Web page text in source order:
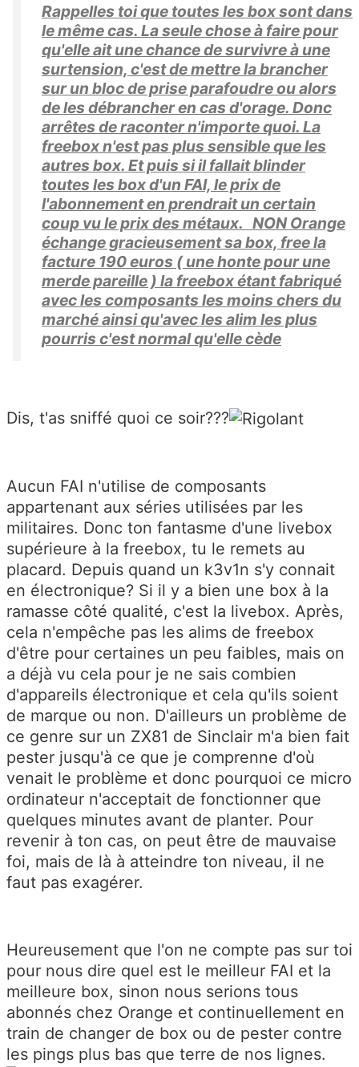
Rappelles toi que toutes les box sont dans
le même cas. La seule chose à faire pour
qu'elle ait une chance de survivre à une
surtension, c'est de mettre la brancher
sur un bloc de prise parafoudre ou alors
de les débrancher en cas d'orage. Donc
arrêtes de raconter n'importe quoi. La
freebox n'est pas plus sensible que les
autres box. Et puis si il fallait blinder
toutes les box d'un FAI, le prix de
l'abonnement en prendrait un certain
coup vu le prix des métaux. NON Orange
échange gracieusement sa box, free la
facture 190 euros ( une honte pour une
merde pareille ) la freebox étant fabriqué
avec les composants les moins chers du
marché ainsi qu'avec les alim les plus
pourris c'est normal qu'elle cède
Dis, t'as sniffé quoi ce soir???
Aucun FAI n'utilise de composants
appartenant aux séries utilisées par les
militaires. Donc ton fantasme d'une livebox
supérieure à la freebox, tu le remets au
placard. Depuis quand un k3v1n s'y connait
en électronique? Si il y a bien une box à la
ramasse côté qualité, c'est la livebox. Après,
cela n'empêche pas les alims de freebox
d'être pour certaines un peu faibles, mais on
a déjà vu cela pour je ne sais combien
d'appareils électronique et cela qu'ils soient
de marque ou non. D'ailleurs un problème de
ce genre sur un ZX81 de Sinclair m'a bien fait
pester jusqu'à ce que je comprenne d'où
venait le problème et donc pourquoi ce micro
ordinateur n'acceptait de fonctionner que
quelques minutes avant de planter. Pour
revenir à ton cas, on peut être de mauvaise
foi, mais de là à atteindre ton niveau, il ne
faut pas exagérer.
Heureusement que l'on ne compte pas sur toi
pour nous dire quel est le meilleur FAI et la
meilleure box, sinon nous serions tous
abonnés chez Orange et continuellement en
train de changer de box ou de pester contre
les pings plus bas que terre de nos lignes.